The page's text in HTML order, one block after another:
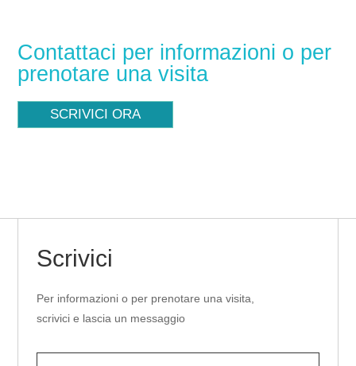
Contattaci per informazioni o per
prenotare una visita
SCRIVICI ORA
Scrivici
Per informazioni o per prenotare una visita,
scrivici e lascia un messaggio